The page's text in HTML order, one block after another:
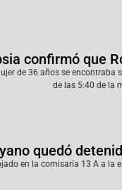
confirmó que
de 36 años se
de las 5:40 de la
quedó
en la comisaría 13 A a la